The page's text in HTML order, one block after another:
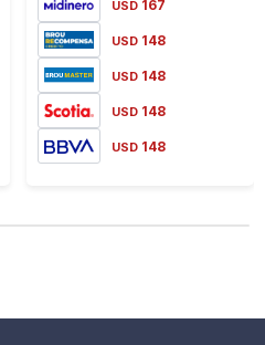
USD 167
USD 148
USD 148
USD 148
USD 148